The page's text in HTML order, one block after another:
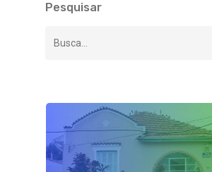
Pesquisar